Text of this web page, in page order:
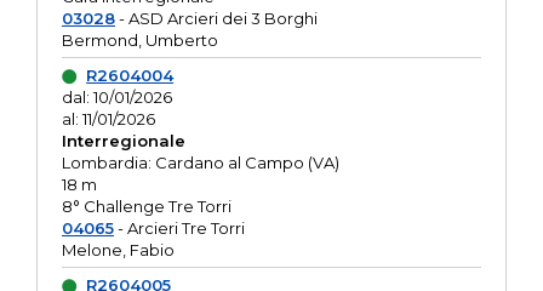
03028- ASD Arcieri dei 3 Borghi
Bermond, Umberto
R2604004
dal: 10/01/2026
al: 11/01/2026
Interregionale
Lombardia: Cardano al Campo (VA)
18 m
8° Challenge Tre Torri
04065- Arcieri Tre Torri
Melone, Fabio
R2604005